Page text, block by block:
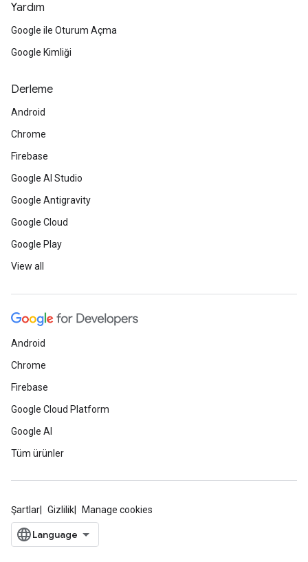
Yardım
Google ile Oturum Açma
Google Kimliği
Derleme
Android
Chrome
Firebase
Google AI Studio
Google Antigravity
Google Cloud
Google Play
View all
Android
Chrome
Firebase
Google Cloud Platform
Google AI
Tüm ürünler
Şartlar Gizlilik Manage cookies